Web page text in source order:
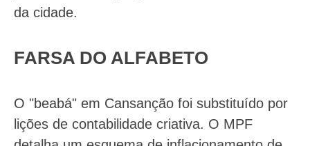
da cidade.
FARSA DO ALFABETO
O "beabá" em Cansanção foi substituído por
lições de contabilidade criativa. O MPF